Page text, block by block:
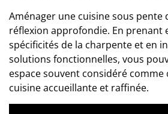
Aménager une cuisine sous pente
réflexion approfondie. En prenant
spécificités de la charpente et en
solutions fonctionnelles, vous
espace souvent considéré
cuisine accueillante et raffinée.